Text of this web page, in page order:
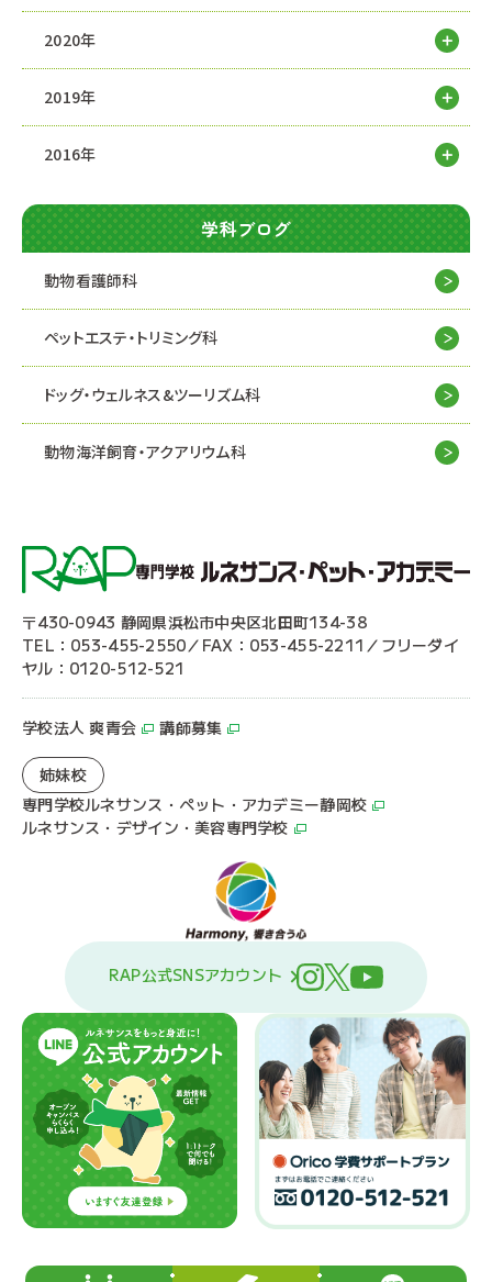
2020年
2019年
2016年
学科ブログ
動物看護師科
ペットエステ・トリミング科
ドッグ・ウェルネス&ツーリズム科
動物海洋飼育・アクアリウム科
〒430-0943 静岡県浜松市中央区北田町134-38
TEL：053-455-2550／FAX：053-455-2211／フリーダイ
ヤル：0120-512-521
学校法人 爽青会 講師募集
姉妹校
専門学校ルネサンス・ペット・アカデミー静岡校
ルネサンス・デザイン・美容専門学校
RAP公式SNSアカウント